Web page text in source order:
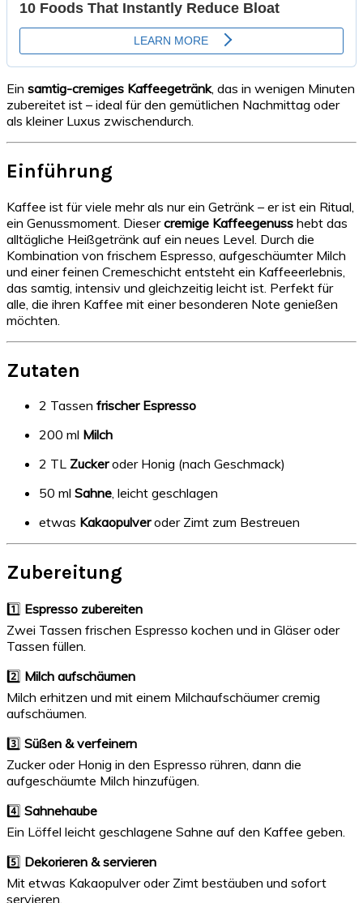
Ein samtig-cremiges Kaffeegetränk, das in wenigen Minuten
zubereitet ist – ideal für den gemütlichen Nachmittag oder
als kleiner Luxus zwischendurch.
Einführung
Kaffee ist für viele mehr als nur ein Getränk – er ist ein Ritual,
ein Genussmoment. Diesercremige Kaffeegenuss hebt das
alltägliche Heißgetränk auf ein neues Level. Durch die
Kombination von frischem Espresso, aufgeschäumter Milch
und einer feinen Cremeschicht entsteht ein Kaffeeerlebnis,
das samtig, intensiv und gleichzeitig leicht ist. Perfekt für
alle, die ihren Kaffee mit einer besonderen Note genießen
möchten.
Zutaten
2 Tassen frischer Espresso
200 ml Milch
2 TL Zuckeroder Honig (nach Geschmack)
50 ml Sahne, leicht geschlagen
etwas Kakaopulveroder Zimt zum Bestreuen
Zubereitung
1️⃣ Espresso zubereiten
Zwei Tassen frischen Espresso kochen und in Gläser oder
Tassen füllen.
2️⃣ Milch aufschäumen
Milch erhitzen und mit einem Milchaufschäumer cremig
aufschäumen.
3️⃣ Süßen & verfeinern
Zucker oder Honig in den Espresso rühren, dann die
aufgeschäumte Milch hinzufügen.
4️⃣ Sahnehaube
Ein Löffel leicht geschlagene Sahne auf den Kaffee geben.
5️⃣ Dekorieren & servieren
Mit etwas Kakaopulver oder Zimt bestäuben und sofort
servieren.